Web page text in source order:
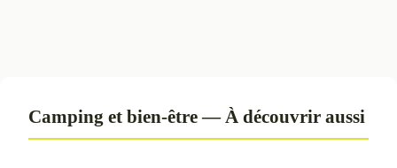
Camping et bien-être — À découvrir aussi